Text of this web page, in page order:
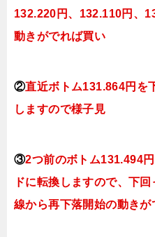
132.220 円、132.110円、
動きがでれば買い
②直近ボトム131.864円を
しますので様子見
③2つ前のボトム131.494
ドに転換 しますので、下
線から再下落開始の動きが